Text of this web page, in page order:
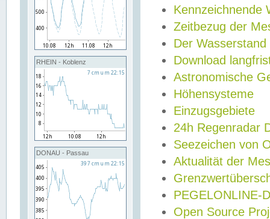
RHEIN - Koblenz
DONAU - Passau
Kennzeichnende
Zeitbezug der
Der Wasserstand
Download
Astronomische
Höhensysteme
Einzugsgebiete
24h Regenradar
Seezeichen von
Aktualität der
PEGELONLINE-
Open Source